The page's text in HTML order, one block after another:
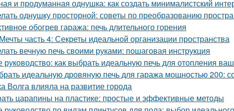
и продуманная однушка: как создать минималистский
однушку просторной: советы по преобразованию
обогрев гаража: печь длительного горения
часть 4: Секреты идеальной организации пространства
вечную печь своими руками: пошаговая инструкция
руководство: как выбрать идеальную печь для отопления
идеальную дровяную печь для гаража мощностью 200:
Волга влияла на развитие города
царапины на пластике: простые и эффективные методы